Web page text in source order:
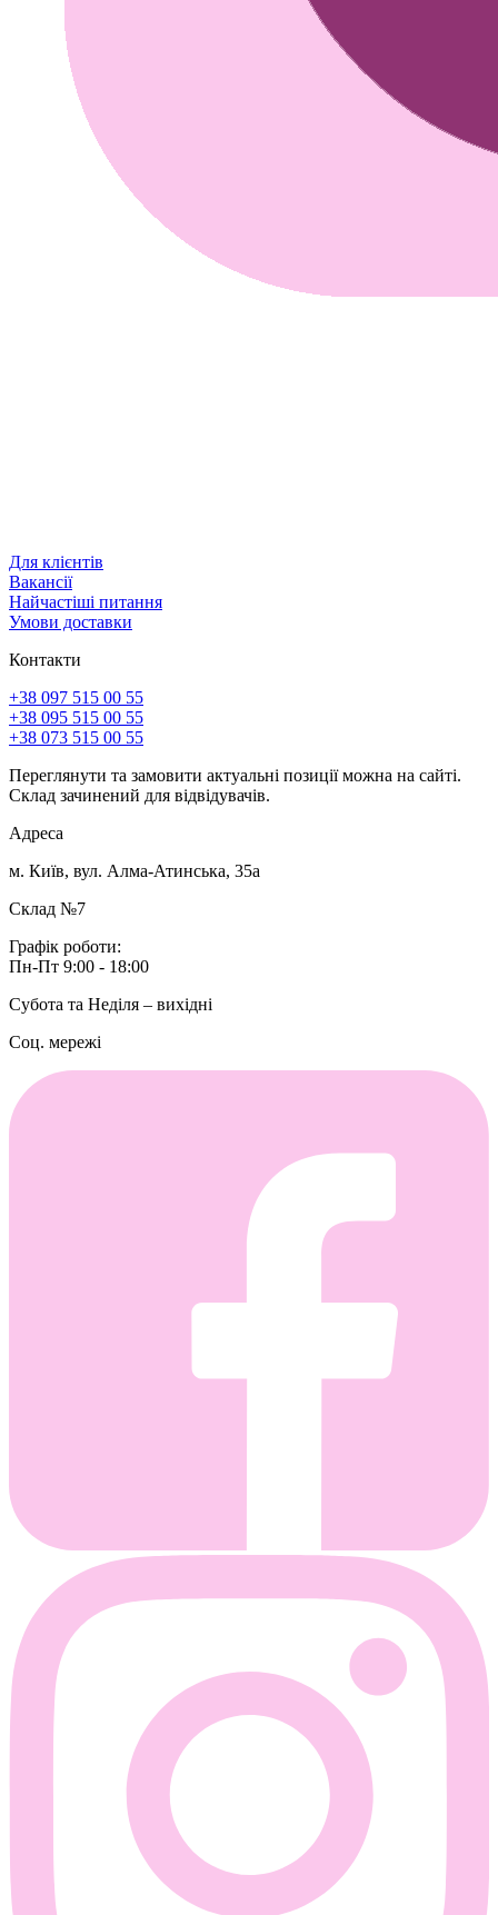
Для клієнтів
Вакансії
Найчастіші питання
Умови доставки
Контакти
+38 097 515 00 55
+38 095 515 00 55
+38 073 515 00 55
Переглянути та замовити актуальні позиції можна на сайті.
Склад зачинений для відвідувачів.
Адреса
м. Київ, вул. Алма-Атинська, 35а
Склад №7
Графік роботи:
Пн-Пт 9:00 - 18:00
Субота та Неділя – вихідні
Соц. мережі